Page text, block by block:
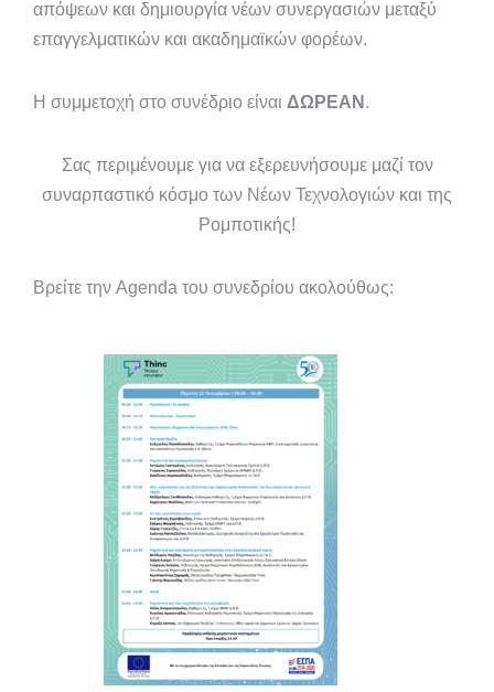
απόψεων και δημιουργία νέων συνεργασιών μεταξύ
επαγγελματικών και ακαδημαϊκών φορέων.
Η συμμετοχή στο συνέδριο είναι ΔΩΡΕΑΝ .
Σας περιμένουμε για να εξερευνήσουμε μαζί τον
συναρπαστικό κόσμο των Νέων Τεχνολογιών και της
Ρομποτικής!
Βρείτε την Agenda του συνεδρίου ακολούθως: